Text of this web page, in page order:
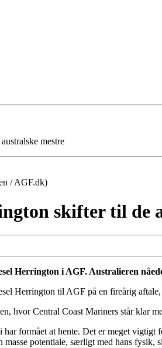
mestre
/ AGF.dk)
skifter til de
Herrington i AGF. Australieren
Herrington til AGF på en fireårig
hvor Central Coast Mariners står klar
formået at hente. Det er meget
masse potentiale, særligt med hans